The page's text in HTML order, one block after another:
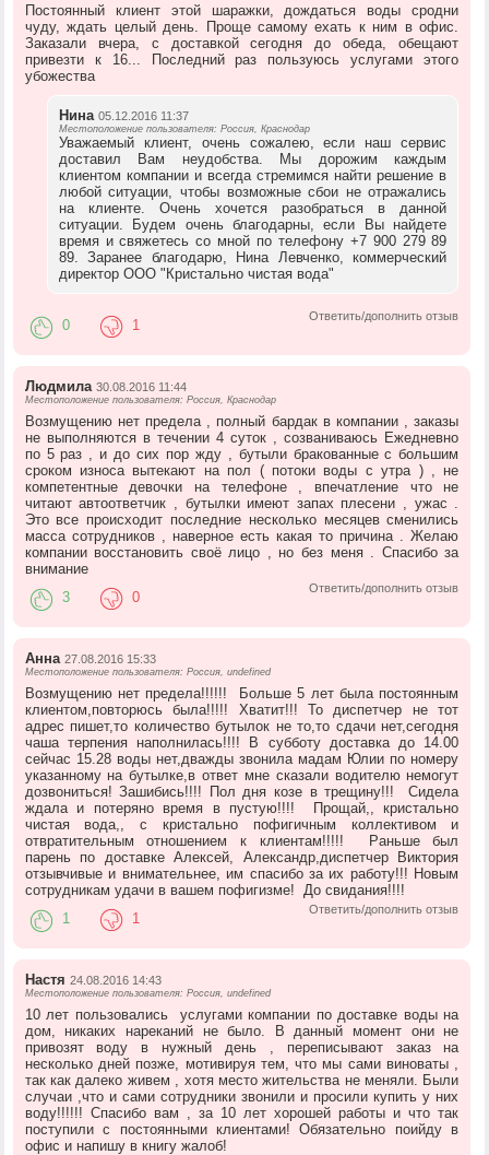
Постоянный клиент этой шаражки, дождаться воды сродни
чуду, ждать целый день. Проще самому ехать к ним в офис.
Заказали вчера, с доставкой сегодня до обеда, обещают
привезти к 16... Последний раз пользуюсь услугами этого
убожества
Нина 05.12.2016 11:37
Местоположение пользователя: Россия, Краснодар
Уважаемый клиент, очень сожалею, если наш сервис
доставил Вам неудобства. Мы дорожим каждым
клиентом компании и всегда стремимся найти решение в
любой ситуации, чтобы возможные сбои не отражались
на клиенте. Очень хочется разобраться в данной
ситуации. Будем очень благодарны, если Вы найдете
время и свяжетесь со мной по телефону +7 900 279 89
89. Заранее благодарю, Нина Левченко, коммерческий
директор ООО "Кристально чистая вода"
Ответить/дополнить отзыв
0 1
Людмила 30.08.2016 11:44
Местоположение пользователя: Россия, Краснодар
Возмущению нет предела , полный бардак в компании , заказы
не выполняются в течении 4 суток , созваниваюсь Ежедневно
по 5 раз , и до сих пор жду , бутыли бракованные с большим
сроком износа вытекают на пол ( потоки воды с утра ) , не
компетентные девочки на телефоне , впечатление что не
читают автоответчик , бутылки имеют запах плесени , ужас .
Это все происходит последние несколько месяцев сменились
масса сотрудников , наверное есть какая то причина . Желаю
компании восстановить своё лицо , но без меня . Спасибо за
внимание
Ответить/дополнить отзыв
3 0
Анна 27.08.2016 15:33
Местоположение пользователя: Россия, undefined
Возмущению нет предела!!!!!! Больше 5 лет была постоянным
клиентом,повторюсь была!!!!! Хватит!!! То диспетчер не тот
адрес пишет,то количество бутылок не то,то сдачи нет,сегодня
чаша терпения наполнилась!!!! В субботу доставка до 14.00
сейчас 15.28 воды нет,дважды звонила мадам Юлии по номеру
указанному на бутылке,в ответ мне сказали водителю немогут
дозвониться! Зашибись!!!! Пол дня козе в трещину!!! Сидела
ждала и потеряно время в пустую!!!! Прощай,, кристально
чистая вода,, с кристально пофигичным коллективом и
отвратительным отношением к клиентам!!!!! Раньше был
парень по доставке Алексей, Александр,диспетчер Виктория
отзывчивые и внимательнее, им спасибо за их работу!!! Новым
сотрудникам удачи в вашем пофигизме! До свидания!!!!
Ответить/дополнить отзыв
1 1
Настя 24.08.2016 14:43
Местоположение пользователя: Россия, undefined
10 лет пользовались услугами компании по доставке воды на
дом, никаких нареканий не было. В данный момент они не
привозят воду в нужный день , переписывают заказ на
несколько дней позже, мотивируя тем, что мы сами виноваты ,
так как далеко живем , хотя место жительства не меняли. Были
случаи ,что и сами сотрудники звонили и просили купить у них
воду!!!!!! Спасибо вам , за 10 лет хорошей работы и что так
поступили с постоянными клиентами! Обязательно поийду в
офис и напишу в книгу жалоб!